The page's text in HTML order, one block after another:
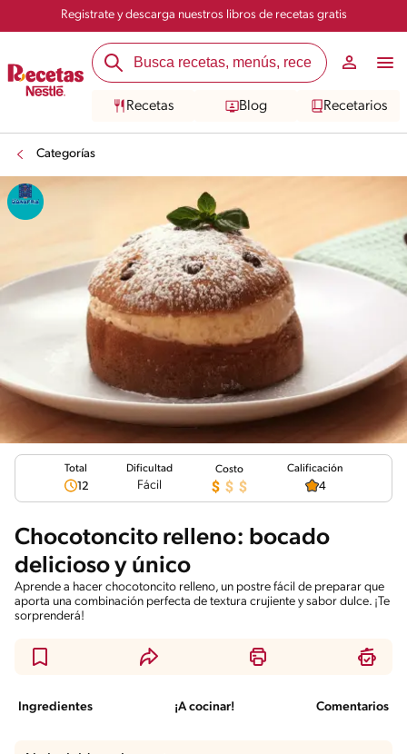
Registrate y descarga nuestros libros de recetas gratis
Recetas Blog Recetarios
Categorías
Total
12
Dificultad
Fácil
Costo Calificación
4
Chocotoncito relleno: bocado
delicioso y único
Aprende a hacer chocotoncito relleno, un postre fácil de preparar que
aporta una combinación perfecta de textura crujiente y sabor dulce. ¡Te
sorprenderá!
Ingredientes ¡A cocinar! Comentarios